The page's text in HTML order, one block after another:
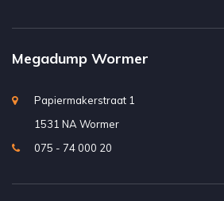
Megadump Wormer
Papiermakerstraat 1
1531 NA Wormer
075 - 74 000 20